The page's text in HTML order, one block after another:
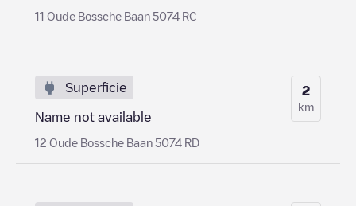
11 Oude Bossche Baan 5074 RC
Superficie
Name not available
12 Oude Bossche Baan 5074 RD
2
km